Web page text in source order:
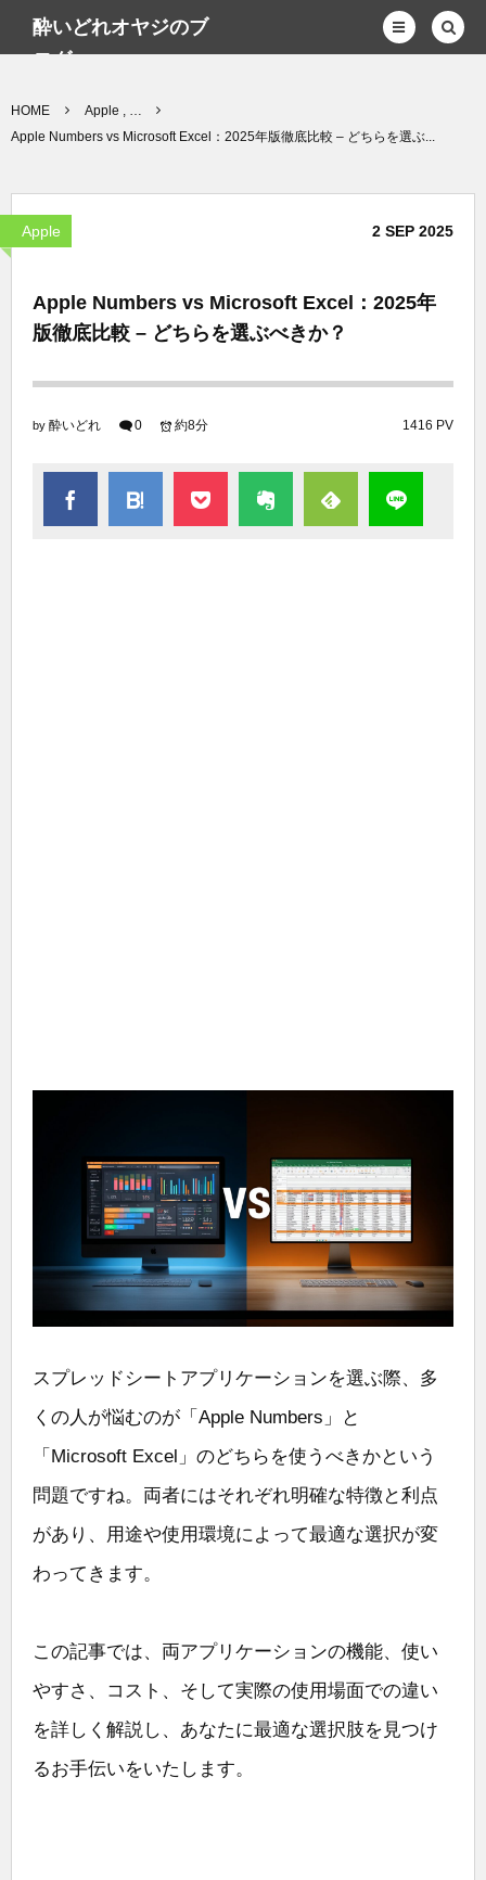
酔いどれオヤジのブ
ログwp
HOME
Apple , …
Apple Numbers vs Microsoft Excel：2025年版徹底比較 – どちらを選ぶ...
Apple 2 SEP 2025
Apple Numbers vs Microsoft Excel：2025年
版徹底比較 – どちらを選ぶべきか？
by 酔いどれ 0 1416 PV
約8分
スプレッドシートアプリケーションを選ぶ際、多
くの人が悩むのが「Apple Numbers」と
「Microsoft Excel」のどちらを使うべきかという
問題ですね。両者にはそれぞれ明確な特徴と利点
があり、用途や使用環境によって最適な選択が変
わってきます。
この記事では、両アプリケーションの機能、使い
やすさ、コスト、そして実際の使用場面での違い
を詳しく解説し、あなたに最適な選択肢を見つけ
るお手伝いをいたします。